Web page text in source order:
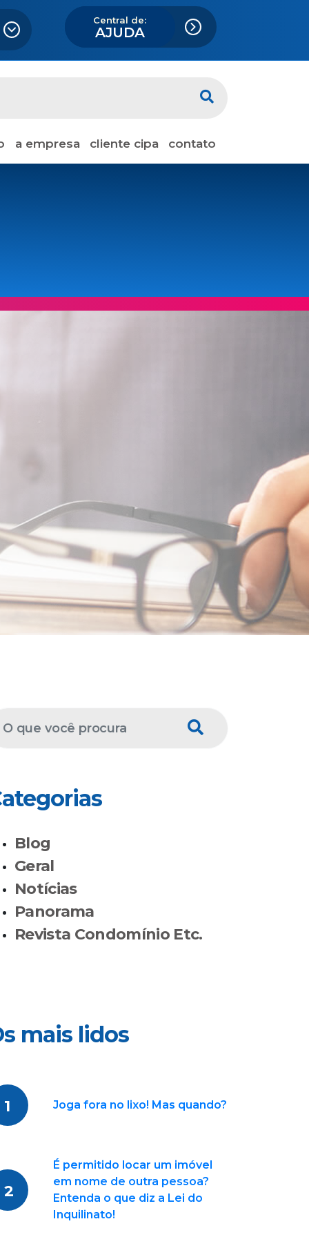
Central de:
AJUDA
a empresa cliente cipa contato
Blog
Geral
Notícias
Panorama
Revista Condomínio Etc.
mais lidos
1 Joga fora no lixo! Mas quando?
2
É permitido locar um imóvel
em nome de outra pessoa?
Entenda o que diz a Lei do
Inquilinato!